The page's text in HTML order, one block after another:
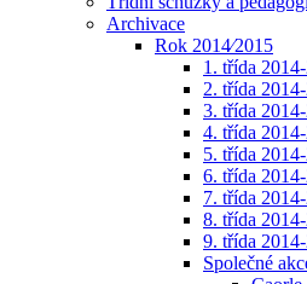
Archivace
Rok 2014⁄2015
1. třída
2. třída
3. třída
4. třída
5. třída
6. třída
7. třída
8. třída
9. třída
Společné